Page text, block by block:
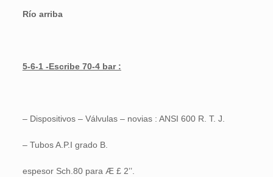
Río arriba
5-6-1 -Escribe 70-4 bar :
– Dispositivos – Válvulas – novias : ANSI 600 R. T. J.
– Tubos A.P.I grado B.
espesor Sch.80 para Æ £ 2’’.